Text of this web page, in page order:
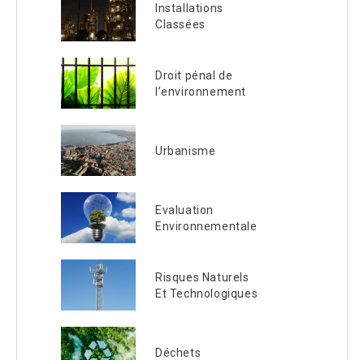
Installations
Classées
Droit pénal de
l’environnement
Urbanisme
Evaluation
Environnementale
Risques Naturels
Et Technologiques
Déchets